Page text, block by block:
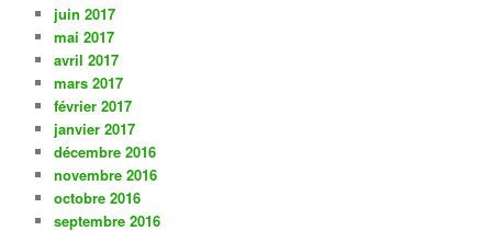
juin 2017
mai 2017
avril 2017
mars 2017
février 2017
janvier 2017
décembre 2016
novembre 2016
octobre 2016
septembre 2016